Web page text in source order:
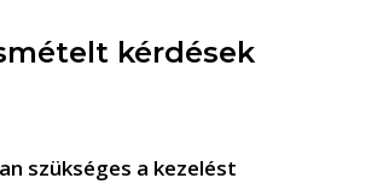
kérdések
szükséges a kezelést